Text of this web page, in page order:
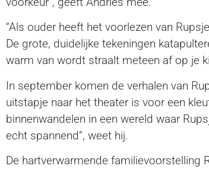
“Als ouder heeft het voorlezen van
De grote, duidelijke tekeningen
warm van wordt straalt meteen af op je
In september komen de verhalen van
uitstapje naar het theater is voor een
binnenwandelen in een wereld waar
echt spannend”, weet hij.
De hartverwarmende familievoorstelling